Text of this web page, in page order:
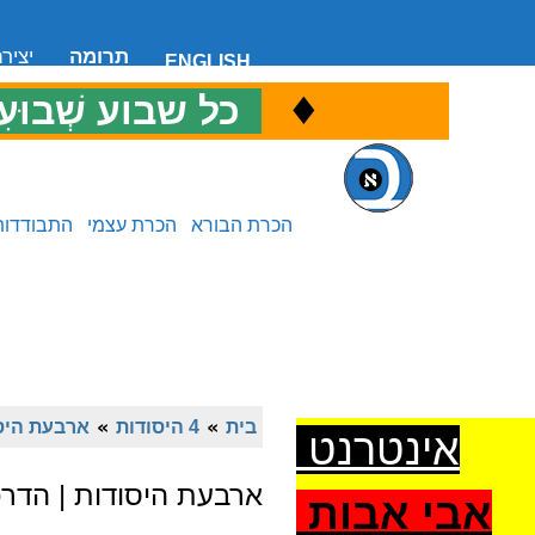
תרומה ENGLISH
♦ כל שבוע
הכרת הבורא הכרת עצמי
בית »4 היסודות »ארבעת
ארבעת היסודות |
אינטרנט
אבי אבות